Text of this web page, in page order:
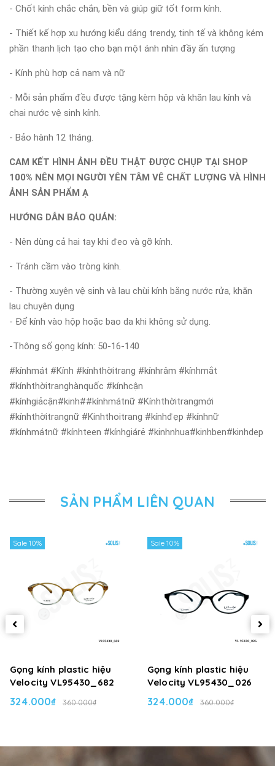
- Chốt kính chắc chắn, bền và giúp giữ tốt form kính.
- Thiết kế hợp xu hướng kiểu dáng trendy, tinh tế và không kém
phần thanh lịch tạo cho bạn một ánh nhìn đầy ấn tượng
- Kính phù hợp cả nam và nữ
- Mỗi sản phẩm đều được tặng kèm hộp và khăn lau kính và
chai nước vệ sinh kính.
- Bảo hành 12 tháng.
CAM KẾT HÌNH ẢNH ĐỀU THẬT ĐƯỢC CHỤP TẠI SHOP
100% NÊN MỌI NGƯỜI YÊN TÂM VÊ CHẤT LƯỢNG VÀ HÌNH
ẢNH SẢN PHẨM Ạ
HƯỚNG DẪN BẢO QUẢN:
- Nên dùng cả hai tay khi đeo và gỡ kính.
- Tránh cầm vào tròng kính.
- Thường xuyên vệ sinh và lau chùi kính bằng nước rửa, khăn
lau chuyên dụng
- Để kính vào hộp hoặc bao da khi không sử dụng.
-Thông số gọng kính: 50-16-140
#kínhmát #Kính #kínhthờitrang #kínhrâm #kínhmắt
#kínhthờitranghànquốc #kínhcận
#kínhgiảcận#kinh##kínhmátnữ #Kínhthờitrangmới
#kínhthờitrangnữ #Kinhthoitrang #kínhđẹp #kínhnữ
#kínhmátnữ #kínhteen #kínhgiárẻ #kinhnhua#kinhben#kinhdep
SẢN PHẨM LIÊN QUAN
Sale 10%
Gọng kính plastic hiệu
Velocity VL95430_682
324.000₫ 360.000₫
Sale 10%
Gọng kính plastic hiệu
Velocity VL95430_026
324.000₫ 360.000₫